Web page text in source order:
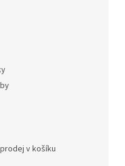
v košíku